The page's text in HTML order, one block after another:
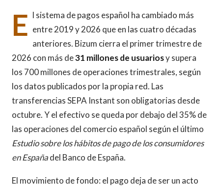
E l sistema de pagos español ha cambiado más
entre 2019 y 2026 que en las cuatro décadas
anteriores. Bizum cierra el primer trimestre de
2026 con más de31 millones de usuariosy supera
los 700 millones de operaciones trimestrales, según
los datos publicados por la propia red. Las
transferencias SEPA Instant son obligatorias desde
octubre. Y el efectivo se queda por debajo del 35% de
las operaciones del comercio español según el último
Estudio sobre los hábitos de pago de los consumidores
en Españadel Banco de España.
El movimiento de fondo: el pago deja de ser un acto